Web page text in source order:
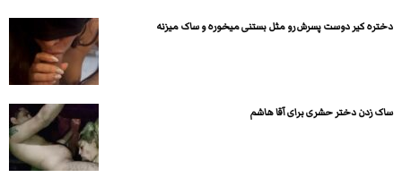
دختره کیر دوست پسرش رو مثل بستنی میخوره و ساک میزنه
ساک زدن دختر حشری برای آقا هاشم